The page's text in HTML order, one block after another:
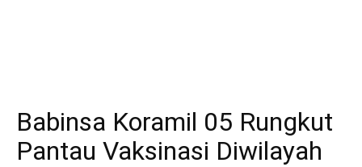
Babinsa Koramil 05 Rungkut
Pantau Vaksinasi Diwilayah